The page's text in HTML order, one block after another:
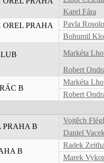
Karel Fára
PRAHA
Pavla
Bohumil
Markéta
Robert
B
Markéta
Robert
PRAHA B
Vojtěch Flégl
Daniel
B
Radek
Marek